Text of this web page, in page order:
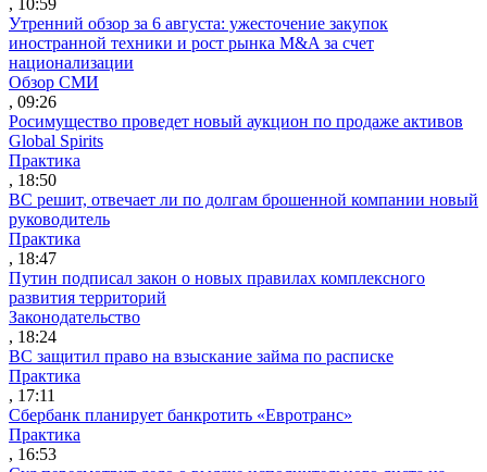
Утренний обзор за 6 августа: ужесточение закупок
иностранной техники и рост рынка M&A за счет
национализации
Обзор СМИ
, 09:26
Росимущество проведет новый аукцион по продаже активов
Global Spirits
Практика
, 18:50
ВС решит, отвечает ли по долгам брошенной компании новый
руководитель
Практика
, 18:47
Путин подписал закон о новых правилах комплексного
развития территорий
Законодательство
, 18:24
ВС защитил право на взыскание займа по расписке
Практика
, 17:11
Сбербанк планирует банкротить «Евротранс»
Практика
, 16:53